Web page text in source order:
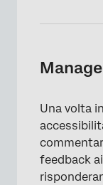
Una volta
feedback